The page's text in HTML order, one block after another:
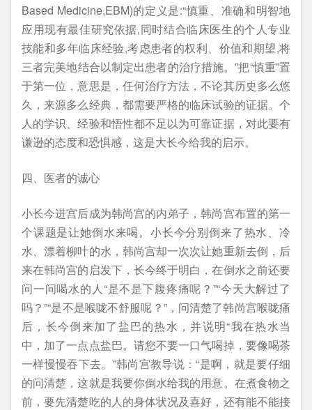
Based Medicine,EBM)的定义是:“慎重、准确和明智地
应用现有最佳研究依据,同时结合临床医生的个人专业
技能和多年临床经验,考虑患者的权利、价值和期望,将
三者完美地结合以制定出患者的治疗措施。”把“慎重”置
于第一位，意思是，任何治疗方法，不论其历史多么悠
久，来源多么经典，都需要严格的临床试验的证据。个
人的学识、经验和悟性都不足以为可靠证据，对此要有
谦逊的态度和恐惧感，这是大长今给我的启示。
四、医者的诚心
小长今进宫后成为韩尚宫的内弟子，韩尚宫布置的第一
个课题是让她倒水来喝。小长今分别倒来了热水、冷
水、漂着柳叶的水，韩尚宫却一次次让她重新去倒，后
来在韩尚宫的启发下，长今终于明白，在倒水之前还要
问一问喝水的人“是不是下腹疼痛呢？”“今天大解过了
吗？”“是不是喉咙不舒服呢？”，问清楚了韩尚宫喉咙痛
后，长今倒来加了盐巴的热水，并说明“我在热水当
中，加了一点点盐巴。请您不要一口气喝掉，要像喝茶
一样慢慢吞下去。”韩尚宫教导说：“是啊，就是要仔细
的问清楚，这就是我要你倒水给我的用意。在煮食物之
前，要先清楚吃的人的身体状况及喜好，还有能不能接